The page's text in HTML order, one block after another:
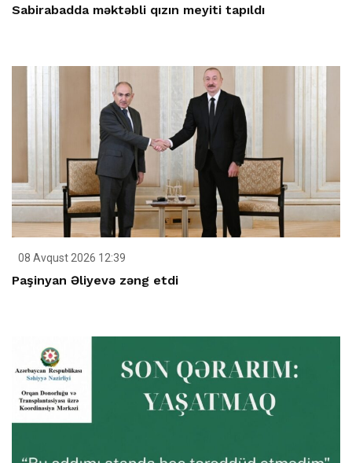
Sabirabadda məktəbli qızın meyiti tapıldı
08 Avqust 2026 12:39
Paşinyan Əliyevə zəng etdi